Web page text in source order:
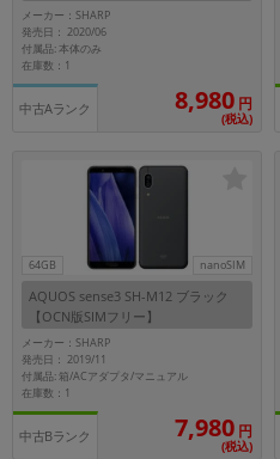
メーカー：SHARP
発売日： 2020/06
付属品: 本体のみ
在庫数：1
中古Aランク 8,980 円
(税込)
64GB nanoSIM
AQUOS sense3 SH-M12 ブラック
【OCN版SIMフリー】
メーカー：SHARP
発売日： 2019/11
付属品: 箱/ACアダプタ/マニュアル
在庫数：1
中古Bランク 7,980 円
(税込)
カテゴリー
商品ジャンルの絞り込み
「スマートフォン」「タブレット」など
シリーズ
商品シリーズ名・ブランド名の絞り込み。
製造、販売メーカーの絞り込み
「Apple」「SONY」「SHARP」など
機能・特徴
商品の搭載機能による絞り込み
「5G対応」「防水」「ワンセグ」など
ドライブ
ドライブの絞り込み
ランク